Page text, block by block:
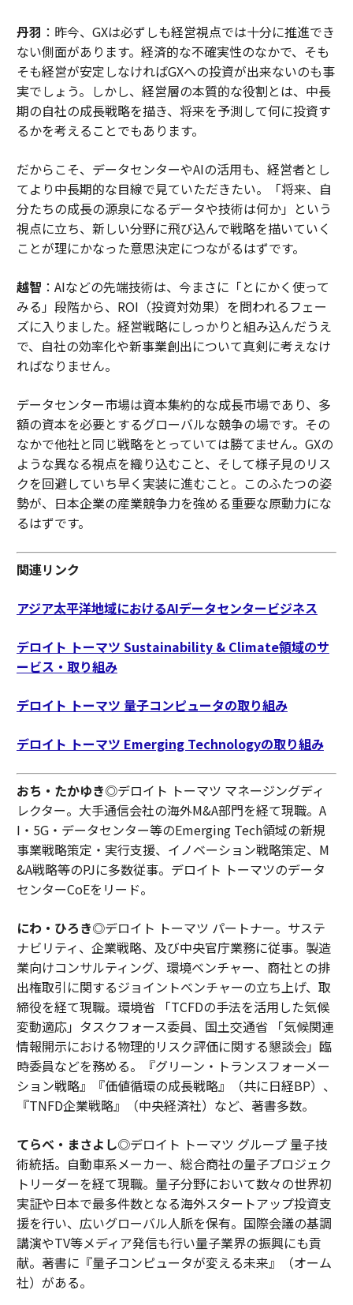
丹羽 ：昨今、GXは必ずしも経営視点では十分に推進でき
ない側面があります。経済的な不確実性のなかで、そも
そも経営が安定しなければGXへの投資が出来ないのも事
実でしょう。しかし、経営層の本質的な役割とは、中長
期の自社の成長戦略を描き、将来を予測して何に投資す
るかを考えることでもあります。
だからこそ、データセンターやAIの活用も、経営者とし
てより中長期的な目線で見ていただきたい。「将来、自
分たちの成長の源泉になるデータや技術は何か」という
視点に立ち、新しい分野に飛び込んで戦略を描いていく
ことが理にかなった意思決定につながるはずです。
越智 ：AIなどの先端技術は、今まさに「とにかく使って
みる」段階から、ROI（投資対効果）を問われるフェー
ズに入りました。経営戦略にしっかりと組み込んだうえ
で、自社の効率化や新事業創出について真剣に考えなけ
ればなりません。
データセンター市場は資本集約的な成長市場であり、多
額の資本を必要とするグローバルな競争の場です。その
なかで他社と同じ戦略をとっていては勝てません。GXの
ような異なる視点を織り込むこと、そして様子見のリス
クを回避していち早く実装に進むこと。このふたつの姿
勢が、日本企業の産業競争力を強める重要な原動力にな
るはずです。
関連リンク
アジア太平洋地域におけるAIデータセンタービジネス
デロイト トーマツ Sustainability & Climate領域のサ
ービス・取り組み
デロイト トーマツ 量子コンピュータの取り組み
デロイト トーマツ Emerging Technologyの取り組み
おち・たかゆき◎デロイト トーマツ マネージングディ
レクター。大手通信会社の海外M&A部門を経て現職。A
I・5G・データセンター等のEmerging Tech領域の新規
事業戦略策定・実行支援、イノベーション戦略策定、M
&A戦略等のPJに多数従事。デロイト トーマツのデータ
センターCoEをリード。
にわ・ひろき◎デロイト トーマツ パートナー。サステ
ナビリティ、企業戦略、及び中央官庁業務に従事。製造
業向けコンサルティング、環境ベンチャー、商社との排
出権取引に関するジョイントベンチャーの立ち上げ、取
締役を経て現職。環境省 「TCFDの手法を活用した気候
変動適応」タスクフォース委員、国土交通省 「気候関連
情報開示における物理的リスク評価に関する懇談会」臨
時委員などを務める。『グリーン・トランスフォーメー
ション戦略』『価値循環の成長戦略』（共に日経BP）、
『TNFD企業戦略』（中央経済社）など、著書多数。
てらべ・まさよし◎デロイト トーマツ グループ 量子技
術統括。自動車系メーカー、総合商社の量子プロジェク
トリーダーを経て現職。量子分野において数々の世界初
実証や日本で最多件数となる海外スタートアップ投資支
援を行い、広いグローバル人脈を保有。国際会議の基調
講演やTV等メディア発信も行い量子業界の振興にも貢
献。著書に『量子コンピュータが変える未来』（オーム
社）がある。